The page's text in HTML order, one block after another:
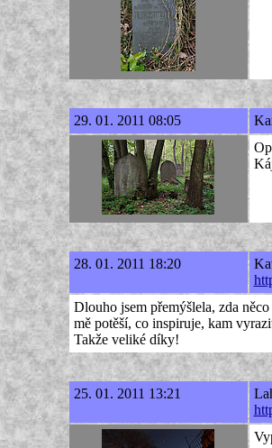
29. 01. 2011 08:05
28. 01. 2011 18:20
Dlouho jsem přemýšlela, zda
mě potěší, co inspiruje, kam
Takže veliké díky!
25. 01. 2011 13:21